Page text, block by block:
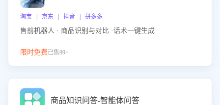
淘宝 | 京东 | 抖音 | 拼多多
售前机器人 · 商品识别与对比 ·话术一键生成
限时免费已售99+
商品知识问答-智能体问答